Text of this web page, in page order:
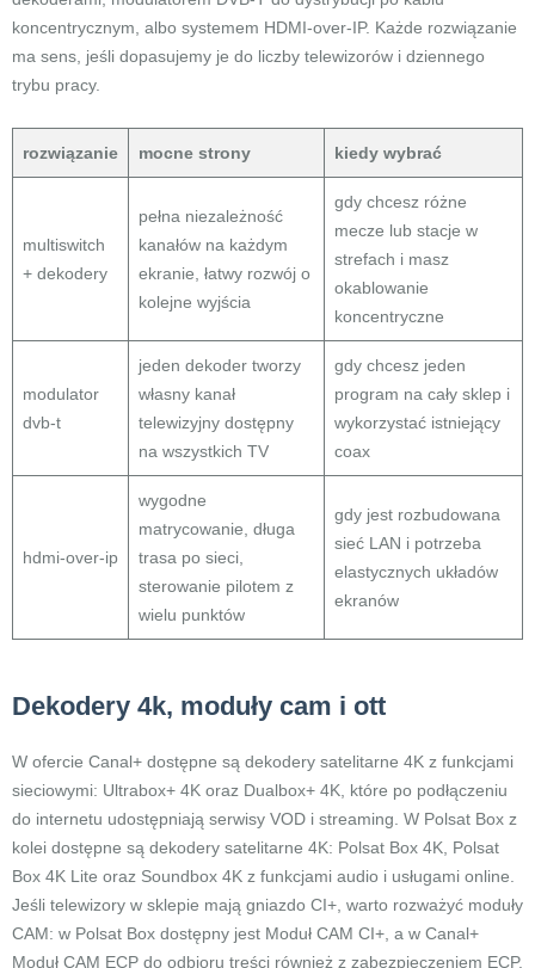
koncentrycznym, albo systemem HDMI-over-IP. Każde rozwiązanie
ma sens, jeśli dopasujemy je do liczby telewizorów i dziennego
trybu pracy.
rozwiązanie mocne strony kiedy wybrać
multiswitch
+ dekodery
pełna niezależność
kanałów na każdym
ekranie, łatwy rozwój o
kolejne wyjścia
gdy chcesz różne
mecze lub stacje w
strefach i masz
okablowanie
koncentryczne
modulator
dvb-t
jeden dekoder tworzy
własny kanał
telewizyjny dostępny
na wszystkich TV
gdy chcesz jeden
program na cały sklep i
wykorzystać istniejący
coax
hdmi-over-ip
wygodne
matrycowanie, długa
trasa po sieci,
sterowanie pilotem z
wielu punktów
gdy jest rozbudowana
sieć LAN i potrzeba
elastycznych układów
ekranów
Dekodery 4k, moduły cam i ott
W ofercie Canal+ dostępne są dekodery satelitarne 4K z funkcjami
sieciowymi: Ultrabox+ 4K oraz Dualbox+ 4K, które po podłączeniu
do internetu udostępniają serwisy VOD i streaming. W Polsat Box z
kolei dostępne są dekodery satelitarne 4K: Polsat Box 4K, Polsat
Box 4K Lite oraz Soundbox 4K z funkcjami audio i usługami online.
Jeśli telewizory w sklepie mają gniazdo CI+, warto rozważyć moduły
CAM: w Polsat Box dostępny jest Moduł CAM CI+, a w Canal+
Moduł CAM ECP do odbioru treści również z zabezpieczeniem ECP.